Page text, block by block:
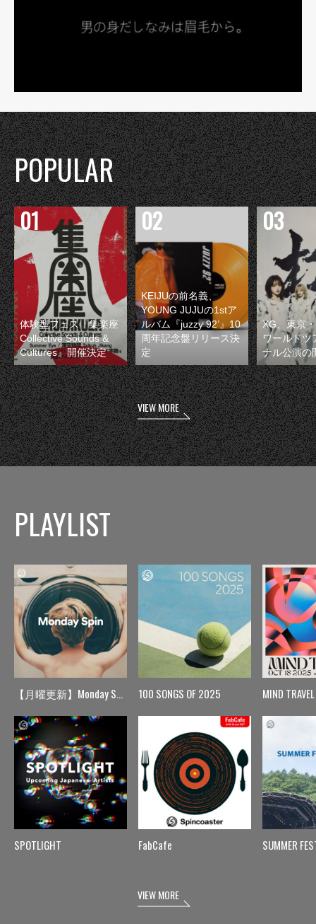
POPULAR
体験型フェス『集楽座
Collective Sounds &
Cultures』開催決定
KEIJUの前名義、
YOUNG JUJUの1stア
ルバム『juzzy 92’』10
周年記念盤リリース決
定
XG、東京
ワールドツ
ナル公演の
VIEW MORE
PLAYLIST
【月曜更新】Monday Spin
SPOTLIGHT
100 SONGS OF 2025
FabCafe
MIND TRAVEL
SUMMER
VIEW MORE